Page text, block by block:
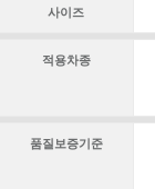
사이즈
적용차종
품질보증기준